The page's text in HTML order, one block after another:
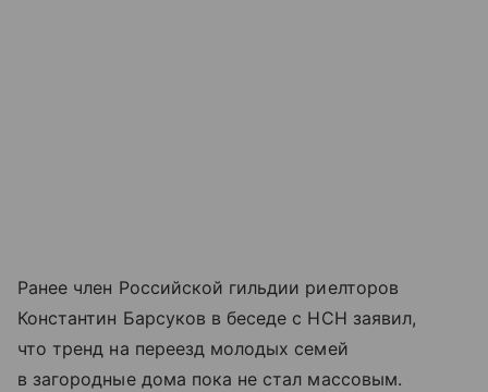
Ранее член Российской гильдии риелторов
Константин Барсуков в беседе с НСН заявил,
что тренд на переезд молодых семей
в загородные дома пока не стал массовым.